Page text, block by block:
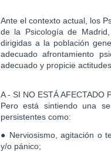
Ante el contexto actual, los
de la Psicología de
dirigidas a la población
adecuado afrontamiento
adecuado y propicie
A - SI NO ESTÁ AFECTADO
Pero está sintiendo una
persistentes como:
● Nerviosismo, agitación o
y/o pánico;